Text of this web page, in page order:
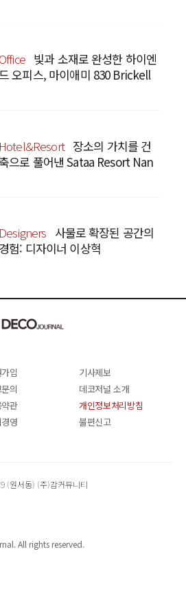
Office 빛과 소재로 완성한 하이엔
드 오피스, 마이애미 830 Brickell
Hotel&Resort 장소의 가치를 건
으로 풀어낸 Sataa Resort Nan
Designers 사물로 확장된 공간의
경험: 디자이너 이상혁
입
기사제보
의
데코저널 소개
관
개인정보처리방침
영
불편신고
(원서동) (주)감커뮤니티
All rights reserved.